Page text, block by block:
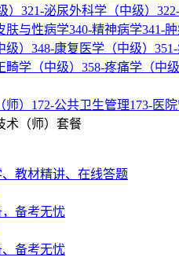
） 321-泌尿外科学（中级）
肤与性病学340-精神病学341-
） 348-康复医学（中级）
畸学（中级） 358-疼痛学（中级
） 172-公共卫生管理173-医
术（师）套餐
教材精讲、在线答题
备考无忧
备考无忧